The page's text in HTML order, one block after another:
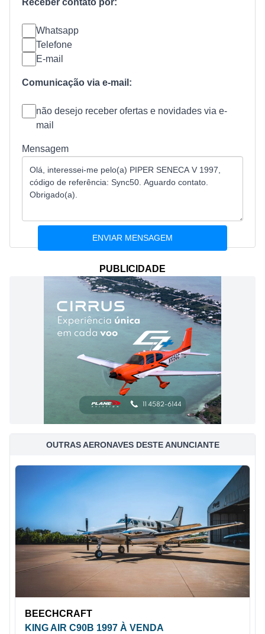
Receber contato por:
Whatsapp
Telefone
E-mail
Comunicação via e-mail:
não desejo receber ofertas e novidades via e-
mail
Mensagem
PUBLICIDADE
OUTRAS AERONAVES DESTE ANUNCIANTE
BEECHCRAFT
KING AIR C90B 1997 À VENDA